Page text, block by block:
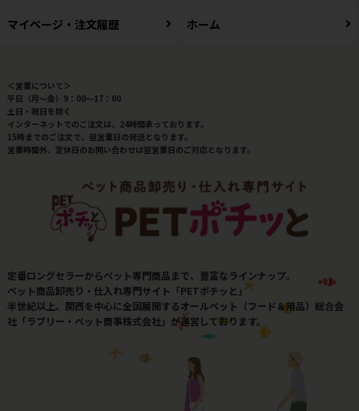
マイページ・注文履歴 ホーム
＜営業について＞
平日（月～金）9：00～17：00
土日・祝日を除く
インターネットでのご注文は、24時間承っております。
15時までのご注文で、翌営業日の発送となります。
営業時間外、定休日のお問い合わせは翌営業日のご対応となります。
定番ロングセラーからペット専門商品まで、豊富なラインナップ。
ペット商品卸売り・仕入れ専門サイト「PETポチッと」
半世紀以上、関西を中心に全国展開するオールペット（フード＆用品）総合会
社「ラブリー・ペット商事株式会社」が運営しております。